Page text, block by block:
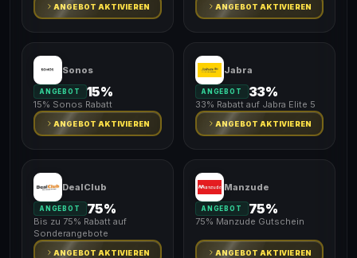
ANGEBOT AKTIVIEREN ANGEBOT AKTIVIEREN
Sonos
ANGEBOT 15%
15% Sonos Rabatt
ANGEBOT AKTIVIEREN
Jabra
ANGEBOT 33%
33% Rabatt auf Jabra Elite 5
ANGEBOT AKTIVIEREN
DealClub
ANGEBOT 75%
Bis zu 75% Rabatt auf
Sonderangebote
ANGEBOT AKTIVIEREN
Manzude
ANGEBOT 75%
75% Manzude Gutschein
ANGEBOT AKTIVIEREN